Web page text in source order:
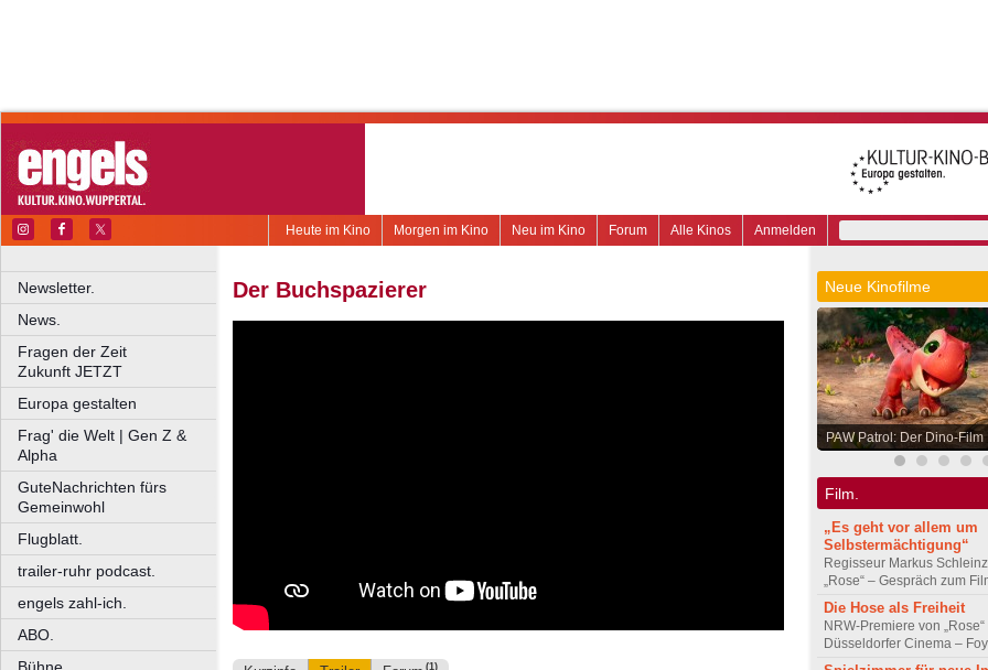
Anmelden
Alle Kinos
Forum
Neu im Kino
Morgen im Kino
Heute im Kino
Newsletter.
News.
Fragen der Zeit
Zukunft JETZT
Europa gestalten
Frag' die Welt | Gen Z &
Alpha
GuteNachrichten fürs
Gemeinwohl
Flugblatt.
trailer-ruhr podcast.
engels zahl-ich.
ABO.
Der Buchspazierer
(1)
Neue Kinofilme
PAW Patrol: Der Dino-Film
Film.
„Es geht vor allem um
Selbstermächtigung“
Regisseur Markus
„Rose“ – Gespräch zum
Die Hose als Freiheit
NRW-Premiere von „Rose“
Düsseldorfer Cinema –